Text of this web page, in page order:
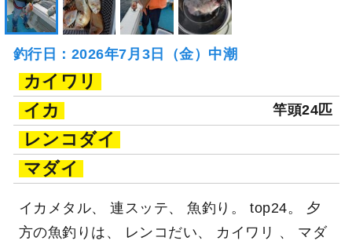
釣行日：2026年7月3日（金）中潮
カイワリ
イカ
竿頭24匹
レンコダイ
マダイ
イカメタル、 連スッテ、 魚釣り。 top24。 夕
方の魚釣りは、 レンコだい、 カイワリ 、 マダ